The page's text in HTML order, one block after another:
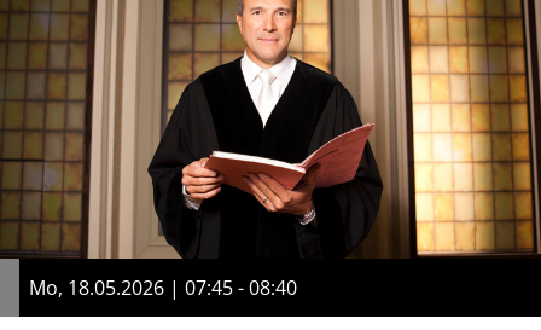
Mo, 18.05.2026 | 07:45 - 08:40